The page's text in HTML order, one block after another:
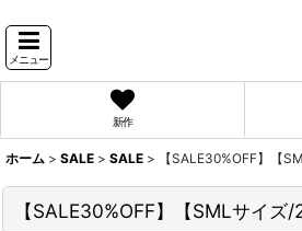
メニュー
新作
ホーム > SALE > SALE > 【SALE30%OFF】【
【SALE30%OFF】【SMLサイ